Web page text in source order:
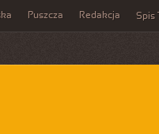
Puszcza Redakcja Spis